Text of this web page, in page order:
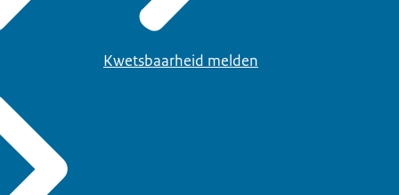
Kwetsbaarheid melden